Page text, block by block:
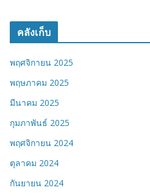
คลังเก็บ
พฤศจิกายน 2025
พฤษภาคม 2025
มีนาคม 2025
กุมภาพันธ์ 2025
พฤศจิกายน 2024
ตุลาคม 2024
กันยายน 2024